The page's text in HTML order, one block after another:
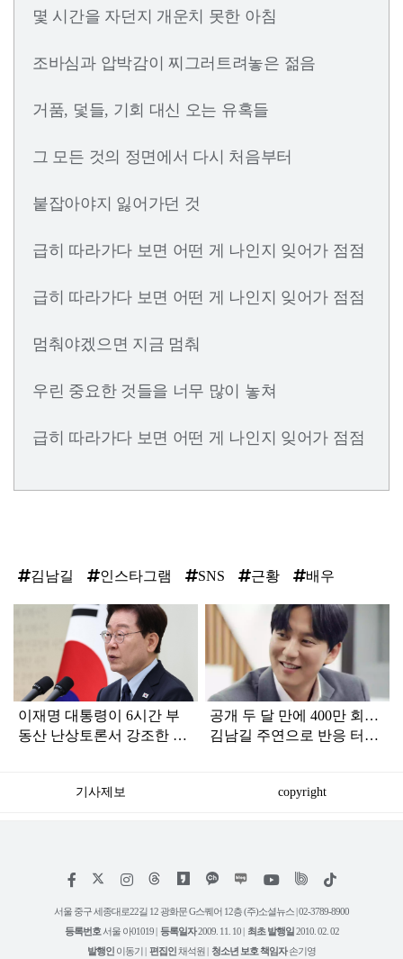
몇 시간을 자던지 개운치 못한 아침
조바심과 압박감이 찌그러트려놓은 젊음
거품, 덫들, 기회 대신 오는 유혹들
그 모든 것의 정면에서 다시 처음부터
붙잡아야지 잃어가던 것
급히 따라가다 보면 어떤 게 나인지 잊어가 점점
급히 따라가다 보면 어떤 게 나인지 잊어가 점점
멈춰야겠으면 지금 멈춰
우린 중요한 것들을 너무 많이 놓쳐
급히 따라가다 보면 어떤 게 나인지 잊어가 점점
김남길 인스타그램 SNS 근황 배우
이재명 대통령이 6시간 부
동산 난상토론서 강조한 내
공개 두 달 만에 400만 회…
김남길 주연으로 반응 터진
기사제보 copyright
페
스
인
타
램
위
트
유
튜
틱
서울 중구 세종대로22길 12 광화문 G스퀘어 12층 (주)소셜뉴스 | 02-3789-8900
등록번호 서울 아01019 | 등록일자2009. 11. 10 | 최초 발행일 2010. 02. 02
발행인 이동기 | 편집인 채석원 | 청소년 보호 책임자손기영